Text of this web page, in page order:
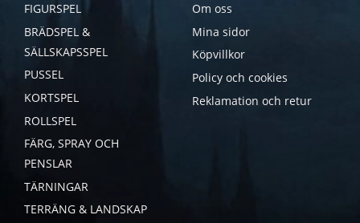
FIGURSPEL
BRÄDSPEL &
SÄLLSKAPSSPEL
PUSSEL
KORTSPEL
ROLLSPEL
FÄRG, SPRAY OCH
PENSLAR
TÄRNINGAR
TERRÄNG & LANDSKAP
Om oss
Mina sidor
Köpvillkor
Policy och cookies
Reklamation och retur